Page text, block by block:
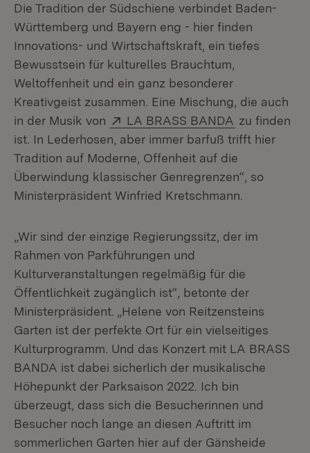
Die Tradition der Südschiene verbindet Baden-
Württemberg und Bayern eng - hier finden
Innovations- und Wirtschaftskraft, ein tiefes
Bewusstsein für kulturelles Brauchtum,
Weltoffenheit und ein ganz besonderer
Kreativgeist zusammen. Eine Mischung, die auch
in der Musik von
Extern:
LA BRASS BANDA (Öffnet in
zu finden
ist. In Lederhosen, aber immer barfuß trifft hier
Tradition auf Moderne, Offenheit auf die
Überwindung klassischer Genregrenzen“, so
Ministerpräsident Winfried Kretschmann.
„Wir sind der einzige Regierungssitz, der im
Rahmen von Parkführungen und
Kulturveranstaltungen regelmäßig für die
Öffentlichkeit zugänglich ist“, betonte der
Ministerpräsident. „Helene von Reitzensteins
Garten ist der perfekte Ort für ein vielseitiges
Kulturprogramm. Und das Konzert mit LA BRASS
BANDA ist dabei sicherlich der musikalische
Höhepunkt der Parksaison 2022. Ich bin
überzeugt, dass sich die Besucherinnen und
Besucher noch lange an diesen Auftritt im
sommerlichen Garten hier auf der Gänsheide